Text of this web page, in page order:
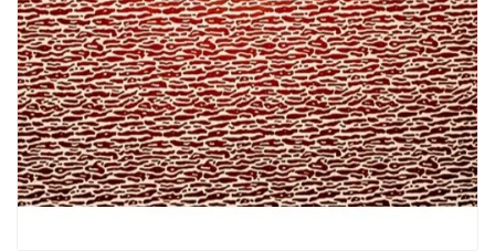
Вентиляционный выход
Колпаки, Проходы, Вент.ленты
Муфта трубы
Соединитель желоба
Трубы водосточные
Угол желоба
ХВОЙНАЯ фанера НЕ ШЛИФОВАННАЯ